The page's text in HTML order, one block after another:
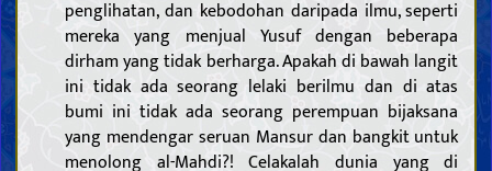
penglihatan, dan kebodohan daripada ilmu, seperti
mereka yang menjual Yusuf dengan beberapa
dirham yang tidak berharga. Apakah di bawah langit
ini tidak ada seorang lelaki berilmu dan di atas
bumi ini tidak ada seorang perempuan bijaksana
yang mendengar seruan Mansur dan bangkit untuk
menolong al-Mahdi?! Celakalah dunia yang di